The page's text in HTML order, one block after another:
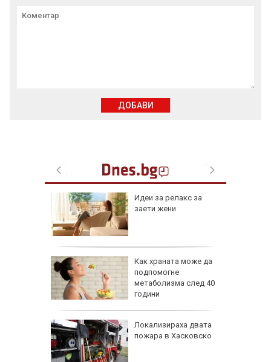
Идеи за релакс за
заети жени
Как храната може да
подпомогне
метаболизма след 40
години
Локализираха двата
пожара в Хасковско
ДОБАВИ